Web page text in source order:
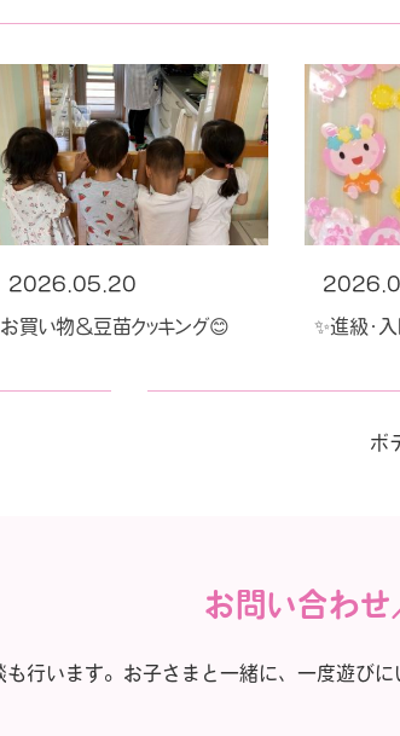
2026.05.20
お買い物＆豆苗クッキング😊 ✨進級・
ボ
お問い合わせ
行います。 お子さまと一緒に、一度遊びに